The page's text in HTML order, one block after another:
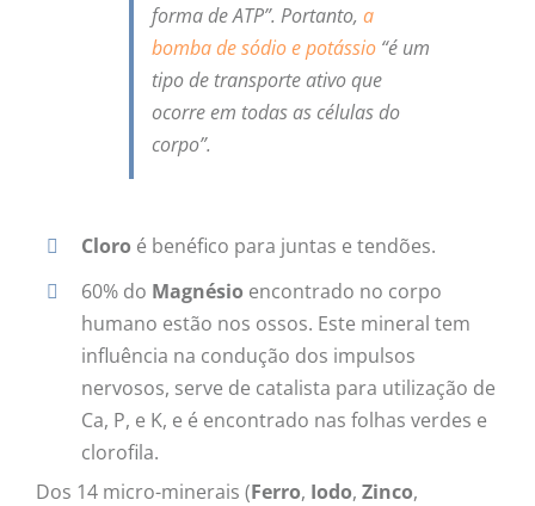
forma de ATP”. Portanto,a
bomba de sódio e potássio “é um
tipo de transporte ativo que
ocorre em todas as células do
corpo”.
Cloro é benéfico para juntas e tendões.
60% do Magnésio encontrado no corpo
humano estão nos ossos. Este mineral tem
influência na condução dos impulsos
nervosos, serve de catalista para utilização de
Ca, P, e K, e é encontrado nas folhas verdes e
clorofila.
Dos 14 micro-minerais (Ferro, Iodo, Zinco,